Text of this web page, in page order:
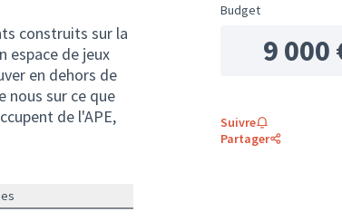
construits sur la
espace de jeux
en dehors de
nous sur ce que
de l'APE,
Budget
9 000
Suivre
Partager